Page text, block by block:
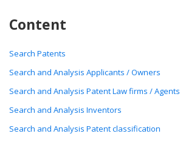
Content
Search Patents
Search and Analysis Applicants / Owners
Search and Analysis Patent Law firms / Agents
Search and Analysis Inventors
Search and Analysis Patent classification